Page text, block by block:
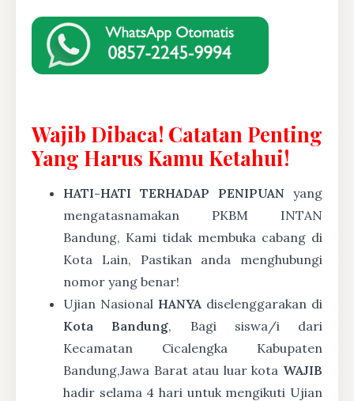
Wajib Dibaca! Catatan Penting
Yang Harus Kamu Ketahui!
HATI-HATI TERHADAP PENIPUAN yang
mengatasnamakan PKBM INTAN
Bandung, Kami tidak membuka cabang di
Kota Lain, Pastikan anda menghubungi
nomor yang benar!
Ujian Nasional HANYA diselenggarakan di
Kota Bandung, Bagi siswa/i dari
Kecamatan Cicalengka Kabupaten
Bandung,Jawa Barat atau luar kota WAJIB
hadir selama 4 hari untuk mengikuti Ujian